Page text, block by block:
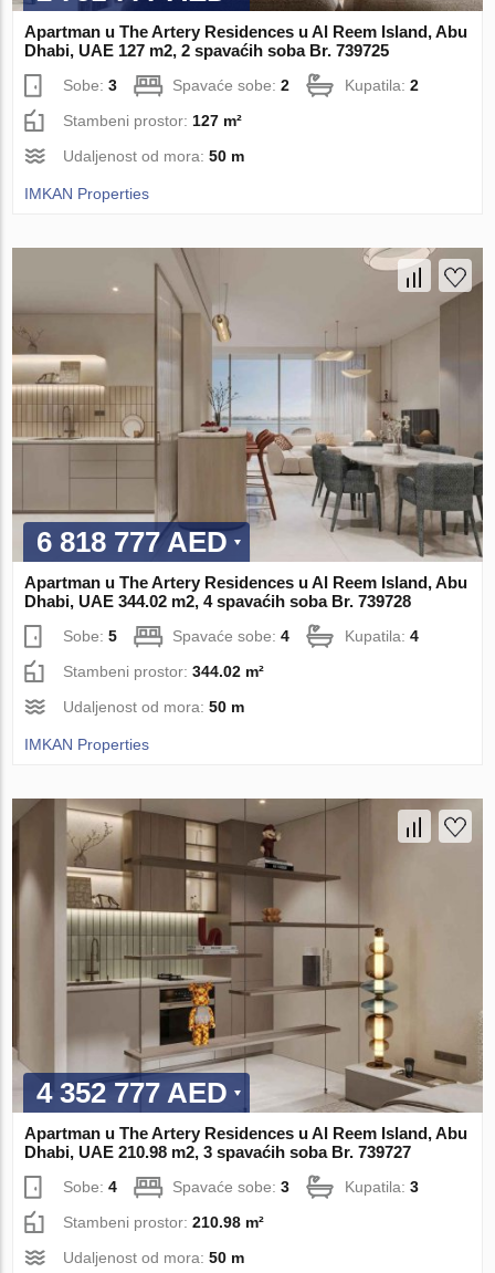
Apartman u The Artery Residences u Al Reem Island, Abu
Dhabi, UAE 127 m2, 2 spavaćih soba Br. 739725
Sobe:3 Spavaće sobe:2 Kupatila:2
Stambeni prostor:127 m²
Udaljenost od mora:50 m
IMKAN Properties
6 818 777 AED
Apartman u The Artery Residences u Al Reem Island, Abu
Dhabi, UAE 344.02 m2, 4 spavaćih soba Br. 739728
Sobe:5 Spavaće sobe:4 Kupatila:4
Stambeni prostor:344.02 m²
Udaljenost od mora:50 m
IMKAN Properties
4 352 777 AED
Apartman u The Artery Residences u Al Reem Island, Abu
Dhabi, UAE 210.98 m2, 3 spavaćih soba Br. 739727
Sobe:4 Spavaće sobe:3 Kupatila:3
Stambeni prostor:210.98 m²
Udaljenost od mora:50 m